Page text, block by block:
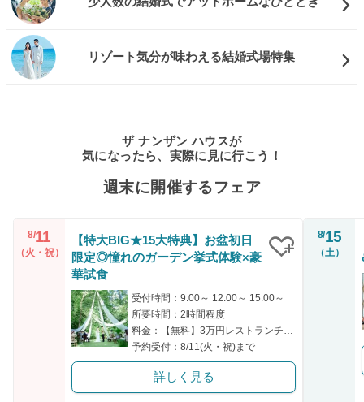
リゾート気分が味わえる結婚式場特集
ザ ナンザン ハウスが
気になったら、実際に見に行こう！
週末に開催するフェア
8/11
（火・祝）
【特大BIG★15大特典】お盆初日
限定◎憧れのガーデン挙式体験×豪
華試食
受付時間：9:00～ 12:00～ 15:00～
所要時間：2時間程度
予約受付：8/11(火・祝)まで
詳しく見る
8/15
（土）